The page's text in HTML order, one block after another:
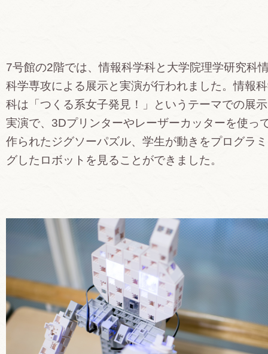
7号館の2階では、情報科学科と大学院理学研究科
科学専攻による展示と実演が行われました。情報
科は「つくる系女子発見！」というテーマでの展
実演で、3Dプリンターやレーザーカッターを使っ
作られたジグソーパズル、学生が動きをプログラ
グしたロボットを見ることができました。